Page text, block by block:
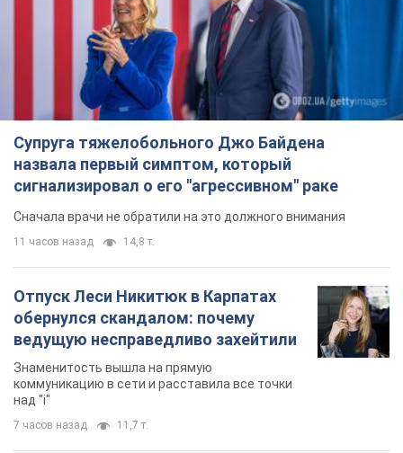
Супруга тяжелобольного Джо Байдена
назвала первый симптом, который
сигнализировал о его "агрессивном" раке
Сначала врачи не обратили на это должного внимания
11 часов назад 14,8 т.
Отпуск Леси Никитюк в Карпатах
обернулся скандалом: почему
ведущую несправедливо захейтили
Знаменитость вышла на прямую
коммуникацию в сети и расставила все точки
над "i"
7 часов назад 11,7 т.